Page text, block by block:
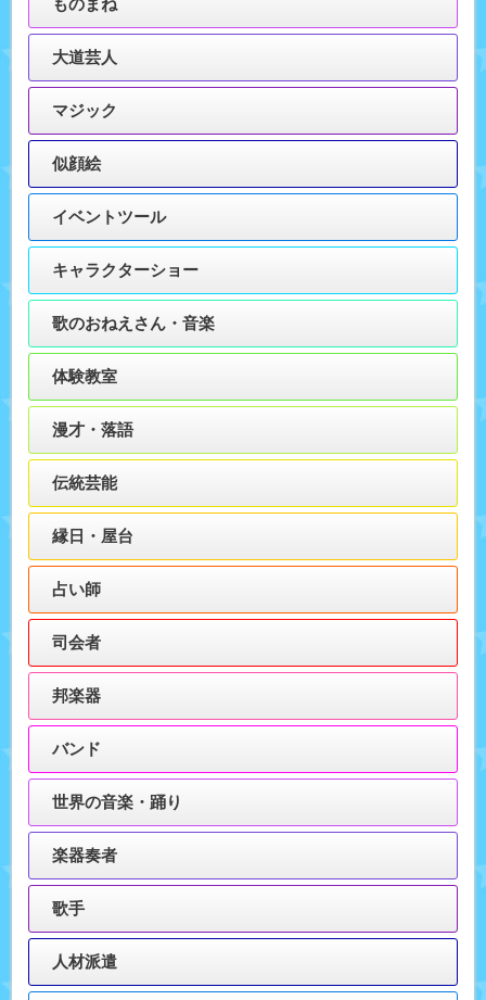
大道芸人
マジック
似顔絵
イベントツール
キャラクターショー
歌のおねえさん・音楽
体験教室
漫才・落語
伝統芸能
縁日・屋台
占い師
司会者
邦楽器
バンド
世界の音楽・踊り
楽器奏者
歌手
人材派遣